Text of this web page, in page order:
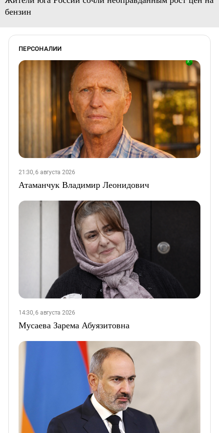
бензин
ПЕРСОНАЛИИ
21:30, 6 августа 2026
Атаманчук Владимир Леонидович
14:30, 6 августа 2026
Мусаева Зарема Абуязитовна